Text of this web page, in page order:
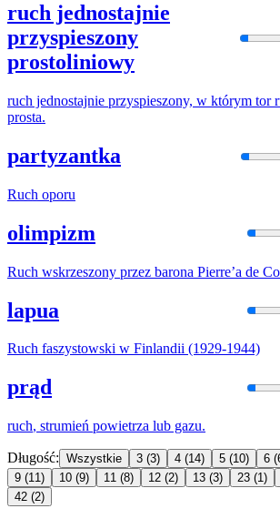
ruch jednostajnie
przyspieszony
prostoliniowy
ruch jednostajnie przyspieszony, w którym tor
prosta.
partyzantka
Ruch oporu
olimpizm
Ruch wskrzeszony przez barona Pierre’a de
lapua
Ruch faszystowski w Finlandii (1929-1944)
prąd
ruch, strumień powietrza lub gazu.
Długość: Wszystkie 3 (3) 4 (14) 5 (10) 6
9 (11) 10 (9) 11 (8) 12 (2) 13 (3) 23 (1)
42 (2)